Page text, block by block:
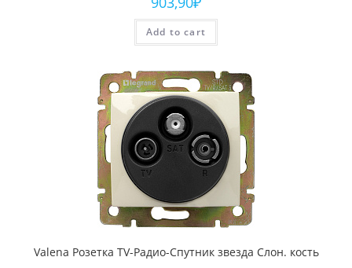
Add to cart
Valena Розетка TV-Радио-Спутник звезда Слон. кость